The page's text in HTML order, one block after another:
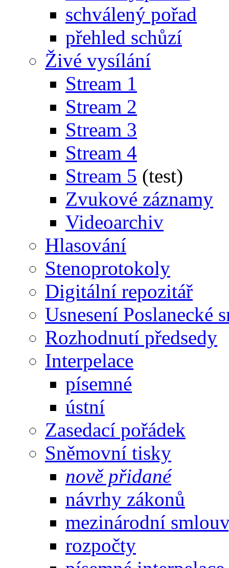
schválený pořad
přehled schůzí
Živé vysílání
Stream 1
Stream 2
Stream 3
Stream 4
Stream 5 (test)
Zvukové záznamy
Videoarchiv
Hlasování
Stenoprotokoly
Digitální repozitář
Usnesení Poslanecké
Rozhodnutí předsedy
Interpelace
písemné
ústní
Zasedací pořádek
Sněmovní tisky
nově přidané
návrhy zákonů
mezinárodní
rozpočty